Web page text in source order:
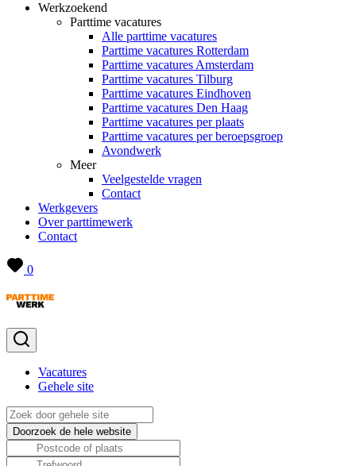
Werkzoekend
Parttime vacatures
Alle parttime vacatures
Parttime vacatures Rotterdam
Parttime vacatures Amsterdam
Parttime vacatures Tilburg
Parttime vacatures Eindhoven
Parttime vacatures Den Haag
Parttime vacatures per plaats
Parttime vacatures per beroepsgroep
Avondwerk
Meer
Veelgestelde vragen
Contact
Werkgevers
Over parttimewerk
Contact
0
Vacatures
Gehele site